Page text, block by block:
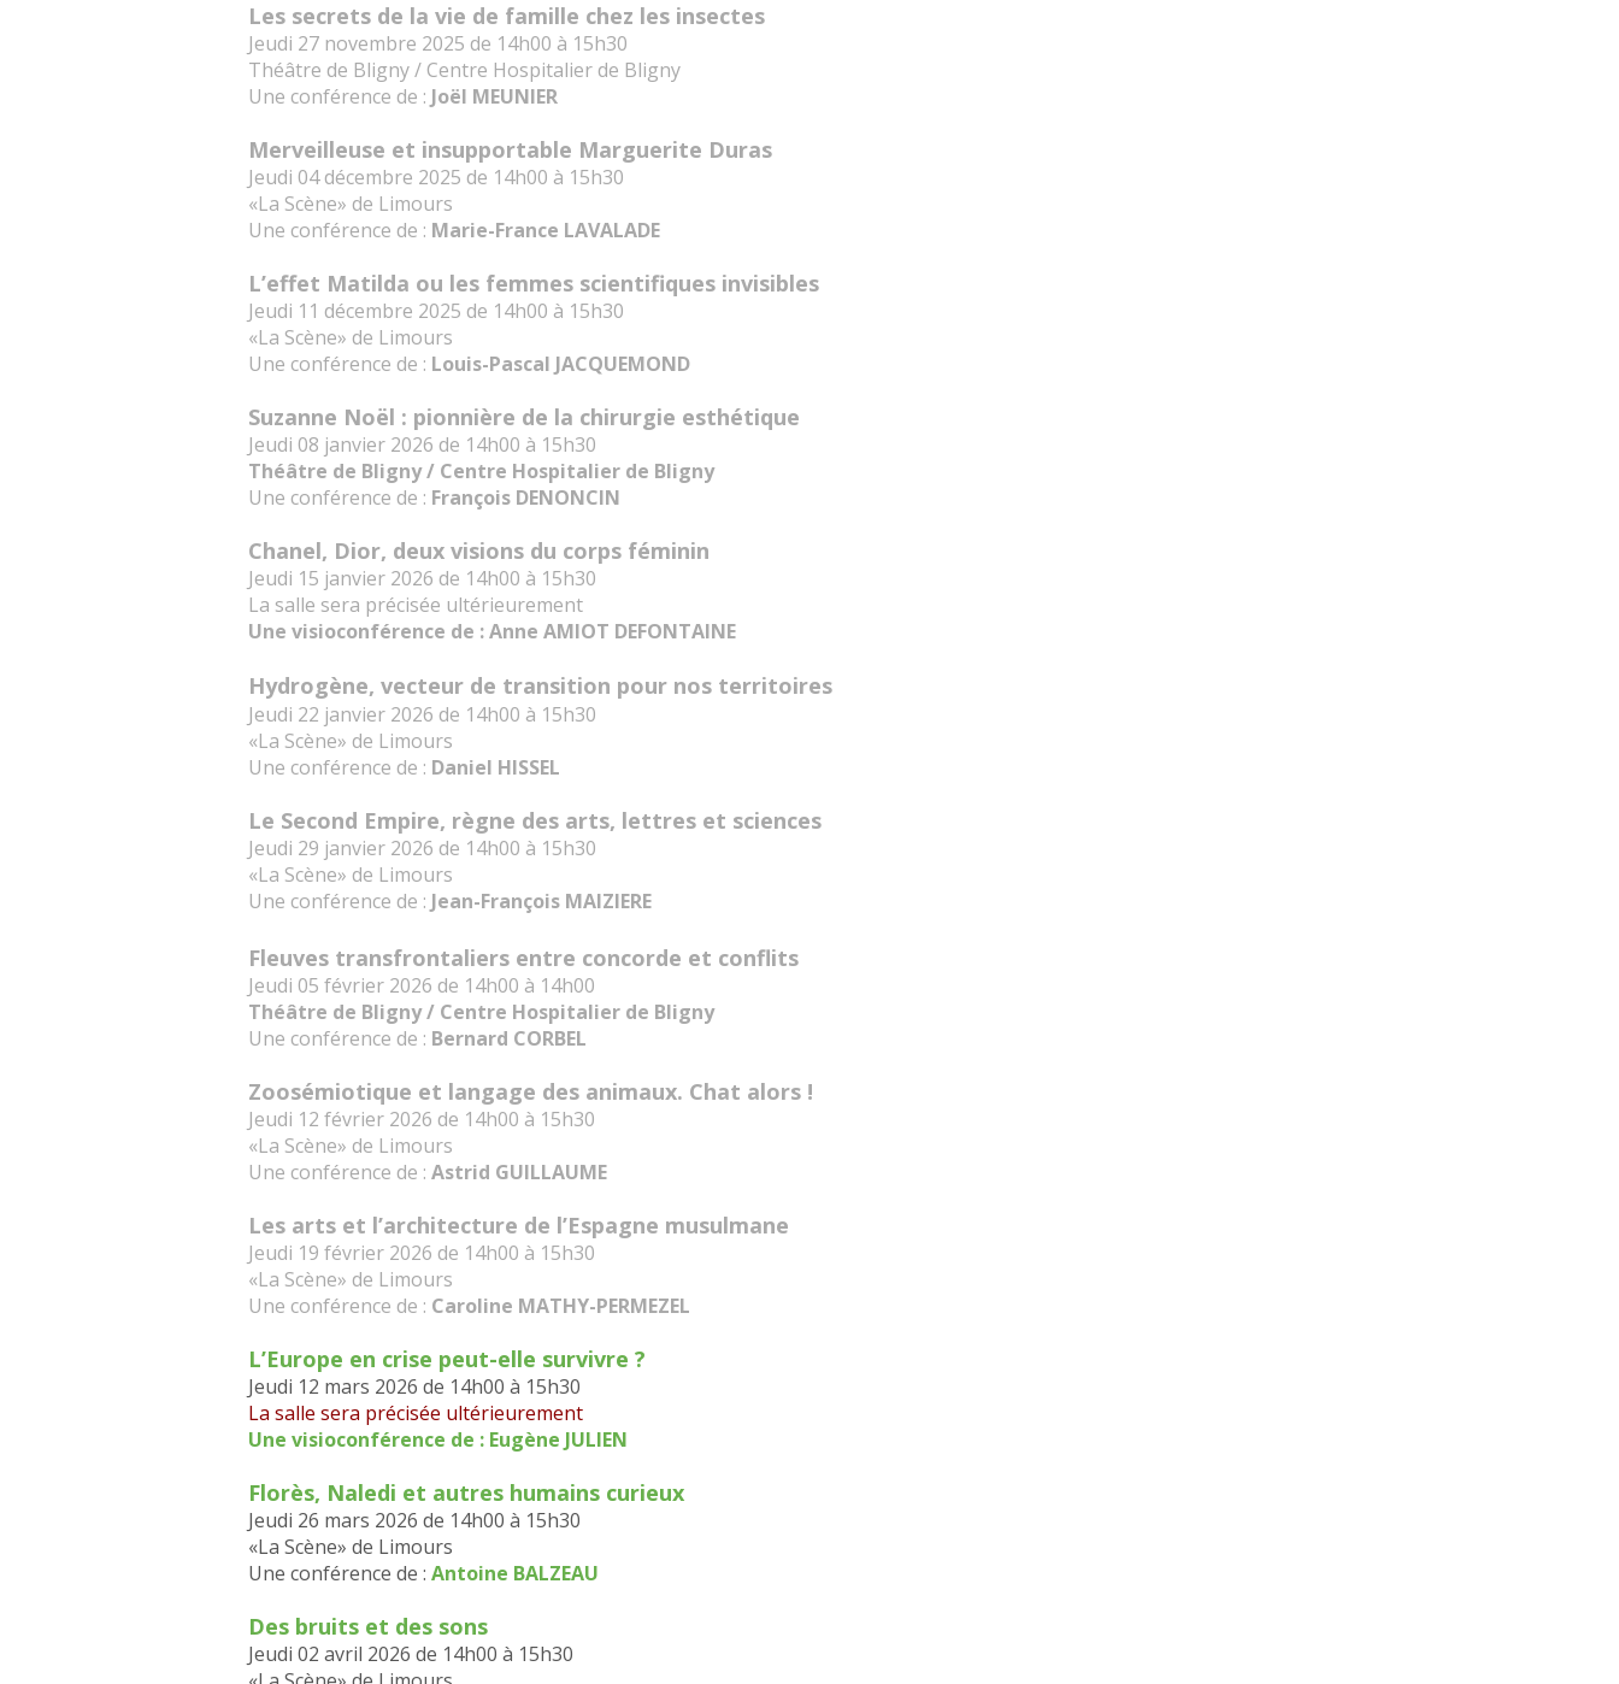
Les secrets de la vie de famille chez les insectes
Jeudi 27 novembre 2025 de 14h00 à 15h30
Théâtre de Bligny / Centre Hospitalier de Bligny
Une conférence de : Joël MEUNIER
Merveilleuse et insupportable Marguerite Duras
Jeudi 04 décembre 2025 de 14h00 à 15h30
«La Scène» de Limours
Une conférence de : Marie-France LAVALADE
L’effet Matilda ou les femmes scientifiques invisibles
Jeudi 11 décembre 2025 de 14h00 à 15h30
«La Scène» de Limours
Une conférence de : Louis-Pascal JACQUEMOND
Suzanne Noël : pionnière de la chirurgie esthétique
Jeudi 08 janvier 2026 de 14h00 à 15h30
Théâtre de Bligny / Centre Hospitalier de Bligny
Une conférence de : François DENONCIN
Chanel, Dior, deux visions du corps féminin
Jeudi 15 janvier 2026 de 14h00 à 15h30
La salle sera précisée ultérieurement
Une visioconférence de : Anne AMIOT DEFONTAINE
Hydrogène, vecteur de transition pour nos territoires
Jeudi 22 janvier 2026 de 14h00 à 15h30
«La Scène» de Limours
Une conférence de : Daniel HISSEL
Le Second Empire, règne des arts, lettres et sciences
Jeudi 29 janvier 2026 de 14h00 à 15h30
«La Scène» de Limours
Une conférence de : Jean-François MAIZIERE
Fleuves transfrontaliers entre concorde et conflits
Jeudi 05 février 2026 de 14h00 à 14h00
Théâtre de Bligny / Centre Hospitalier de Bligny
Une conférence de : Bernard CORBEL
Zoosémiotique et langage des animaux. Chat alors !
Jeudi 12 février 2026 de 14h00 à 15h30
«La Scène» de Limours
Une conférence de : Astrid GUILLAUME
Les arts et l’architecture de l’Espagne musulmane
Jeudi 19 février 2026 de 14h00 à 15h30
«La Scène» de Limours
Une conférence de : Caroline MATHY-PERMEZEL
L’Europe en crise peut-elle survivre ?
Jeudi 12 mars 2026 de 14h00 à 15h30
La salle sera précisée ultérieurement
Une visioconférence de : Eugène JULIEN
Florès, Naledi et autres humains curieux
Jeudi 26 mars 2026 de 14h00 à 15h30
«La Scène» de Limours
Une conférence de : Antoine BALZEAU
Des bruits et des sons
Jeudi 02 avril 2026 de 14h00 à 15h30